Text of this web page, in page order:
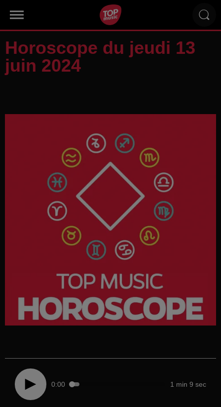
Horoscope du jeudi 13
juin 2024
0:00 1 min 9 sec